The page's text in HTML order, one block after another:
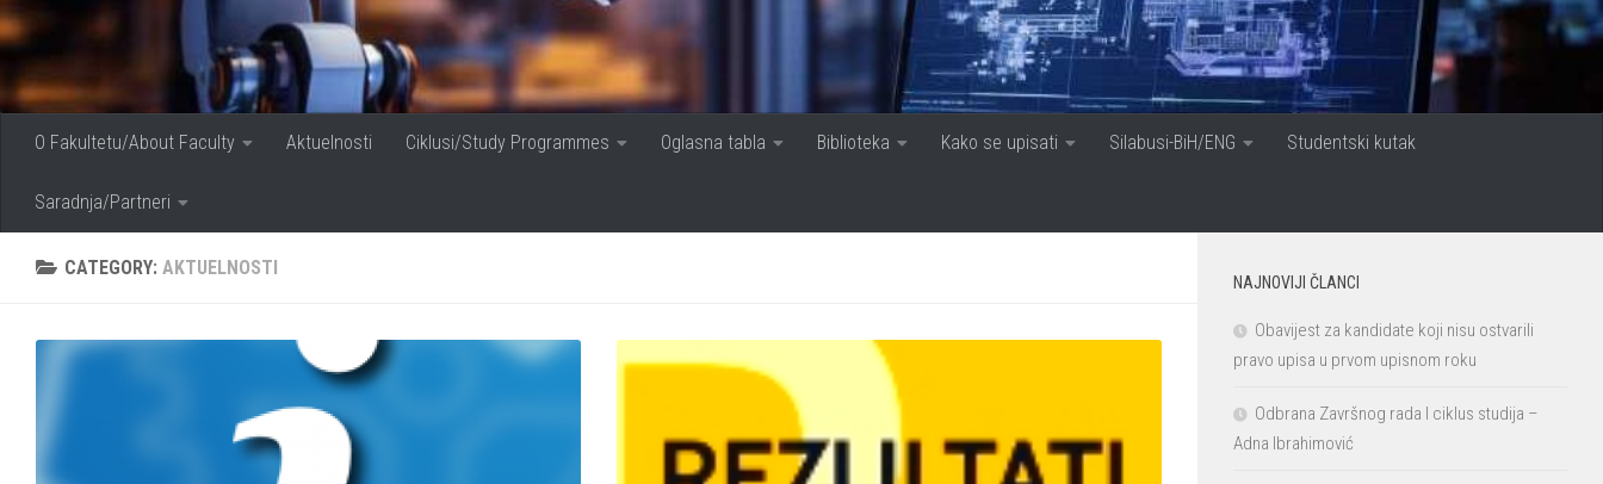
O Fakultetu/About Faculty Aktuelnosti Ciklusi/Study Programmes Oglasna tabla Biblioteka Kako se upisati Silabusi-BiH/ENG Studentski kutak
Saradnja/Partneri
CATEGORY: AKTUELNOSTI
NAJNOVIJI ČLANCI
Obavijest za kandidate koji nisu ostvarili
pravo upisa u prvom upisnom roku
Odbrana Završnog rada I ciklus studija –
Adna Ibrahimović